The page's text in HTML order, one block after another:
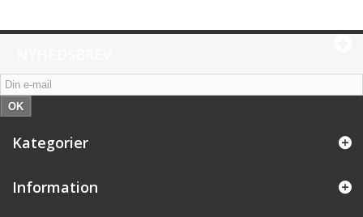
OK
Kategorier
Information